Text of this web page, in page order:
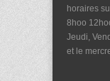
horaires
8hoo
Jeudi,
et le